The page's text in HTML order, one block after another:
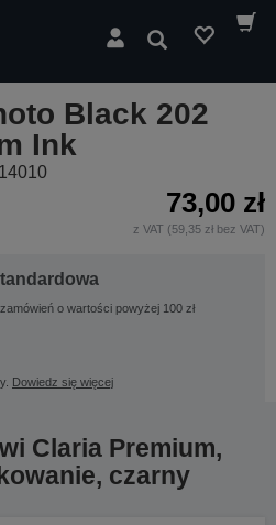
Wyszukaj
Black 202
Ink
73,00 zł
z VAT (59,35 zł bez VAT)
o wartości powyżej 100 zł
Dowiedz się więcej
Claria Premium,
czarny